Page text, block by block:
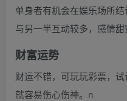
单身者有机会在娱乐场所
与另一半互动较多，感情甜
财富运势
财运不错，可玩玩彩票，
就容易伤心伤神。n